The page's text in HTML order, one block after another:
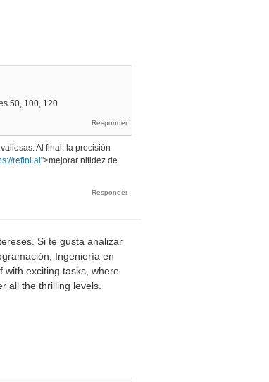
50, 100, 120
Al final, la precisión
refini.ai">mejorar nitidez de
Si te gusta analizar
Ingeniería en
with exciting tasks, where
all the thrilling levels.